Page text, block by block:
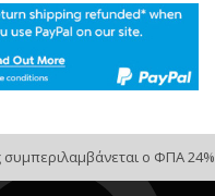
συμπεριλαμβάνεται ο ΦΠΑ 24%